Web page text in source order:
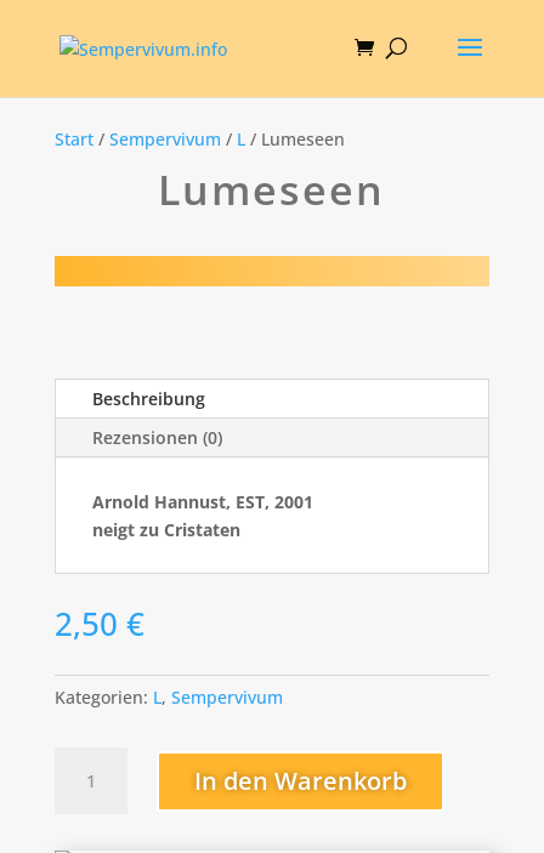
Start/ Sempervivum / L/ Lumeseen
Lumeseen
Beschreibung
Rezensionen (0)
Arnold Hannust, EST, 2001
neigt zu Cristaten
2,50 €
Kategorien: L, Sempervivum
Menge
In den Warenkorb